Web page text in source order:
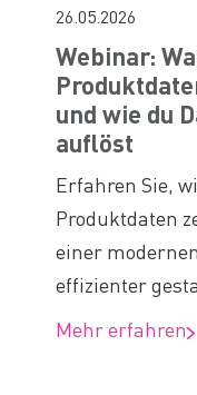
26.05.2026
Webinar:
und wie du
auflöst
Erfahren Sie,
Produktdaten
einer
effizienter
Mehr erfahren